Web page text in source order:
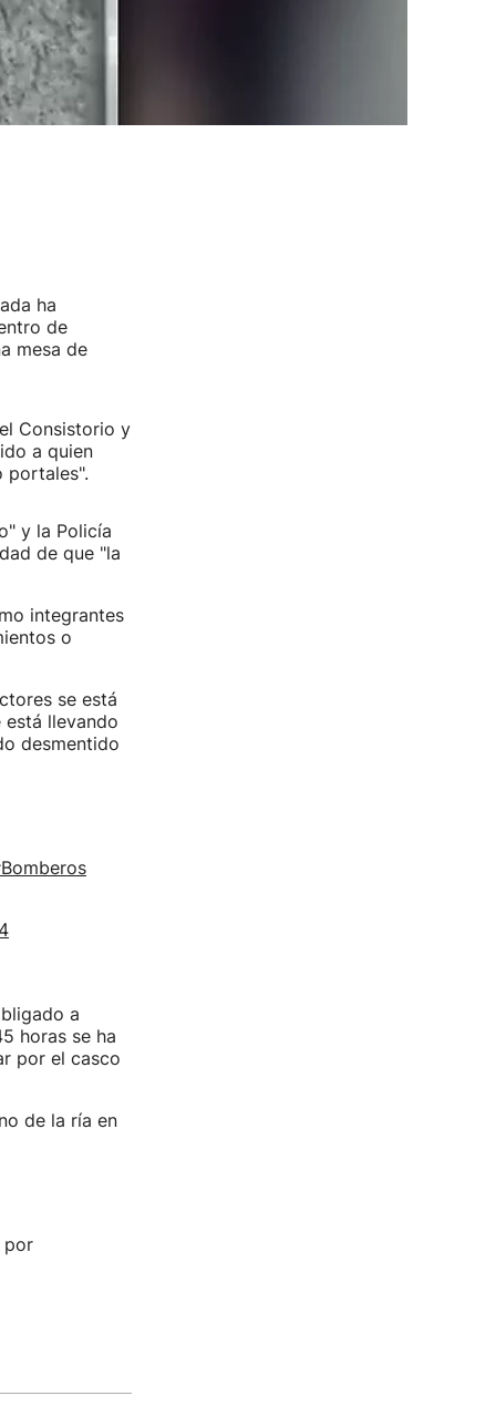
ha
de
mesa de
Consistorio y
a quien
portales".
y la Policía
de que "la
integrantes
o
se está
llevando
desmentido
a
horas se ha
por el casco
de la ría en
por